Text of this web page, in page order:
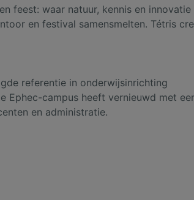
feest: waar natuur, kennis en
en festival samensmelten. Tétris
referentie in onderwijsinrichting
Ephec-campus heeft vernieuwd met
en administratie.